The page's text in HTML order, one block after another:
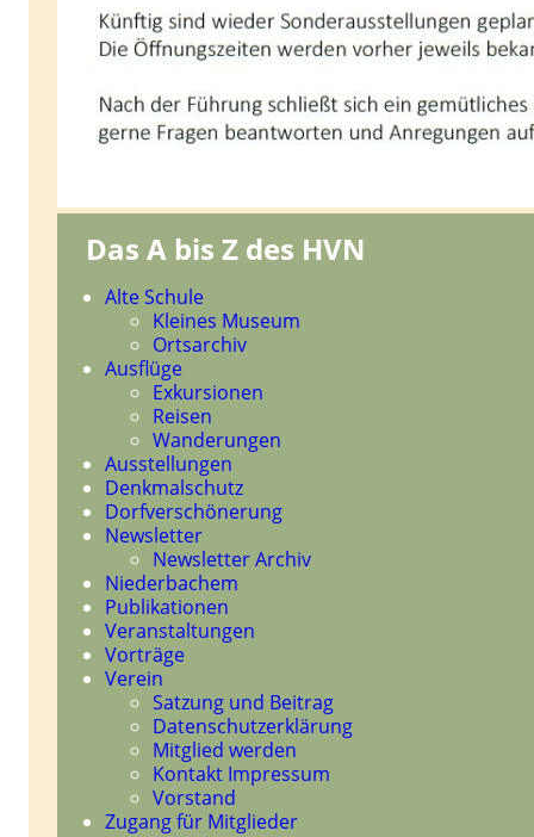
Das A bis Z des HVN
Navigation
überspringen
Alte Schule
Kleines Museum
Ortsarchiv
Ausflüge
Exkursionen
Reisen
Wanderungen
Ausstellungen
Denkmalschutz
Dorfverschönerung
Newsletter
Newsletter Archiv
Niederbachem
Publikationen
Veranstaltungen
Vorträge
Verein
Satzung und Beitrag
Datenschutzerklärung
Mitglied werden
Kontakt Impressum
Vorstand
Zugang für Mitglieder